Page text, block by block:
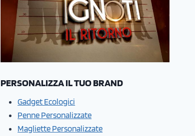
PERSONALIZZA IL TUO BRAND
Gadget Ecologici
Penne Personalizzate
Magliette Personalizzate